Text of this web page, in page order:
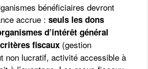
bénéficiaires devront
accrue :seuls les dons
d’intérêt général
fiscaux (gestion
non lucratif, activité accessible à